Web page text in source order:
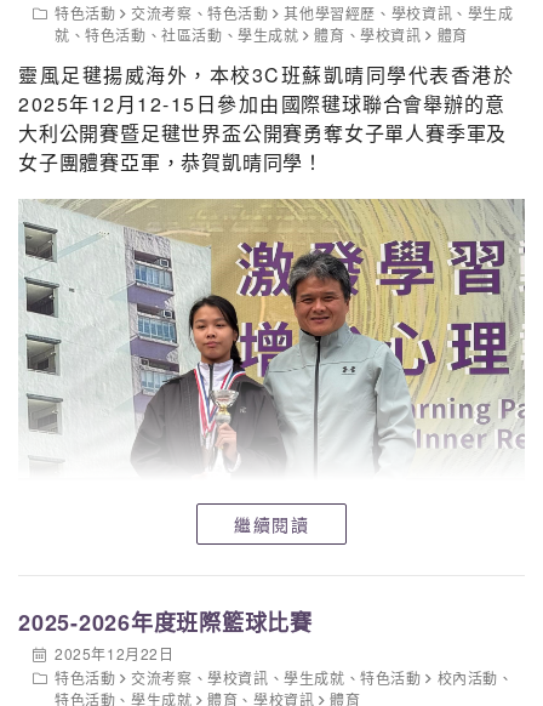
特色活動
交流考察 、特色活動 其他學習經歷 、 學校資訊 、 學生成
就 、特色活動 、社區活動 、學生成就 體育 、學校資訊 體育
靈風足毽揚威海外，本校3C班蘇凱晴同學代表香港於
2025年12月12-15日參加由國際毽球聯合會舉辦的意
大利公開賽暨足毽世界盃公開賽勇奪女子單人賽季軍及
女子團體賽亞軍，恭賀凱晴同學！
繼續閱讀
2025-2026年度班際籃球比賽
2025年12月22日
特色活動
交流考察 、學校資訊 、學生成就 、特色活動 校內活動 、
特色活動 、學生成就 體育 、學校資訊 體育